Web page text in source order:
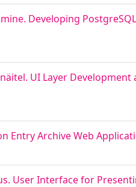
Developing
UI Layer Development
Entry Archive Web
User Interface for